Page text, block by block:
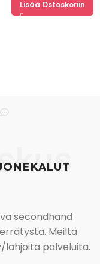
Lisää Ostoskoriin
secondhand
Meiltä
palveluita.